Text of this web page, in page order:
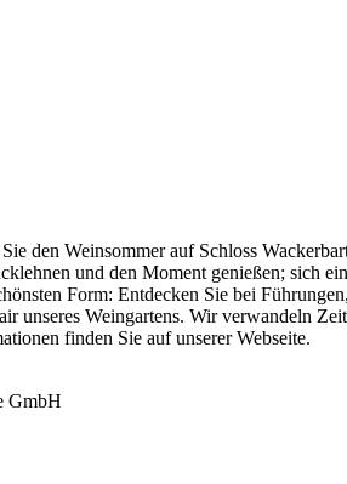
den Weinsommer auf Schloss
und den Moment genießen; sich
Form: Entdecken Sie bei
unseres Weingartens. Wir verwandeln
finden Sie auf unserer Webseite.
GmbH